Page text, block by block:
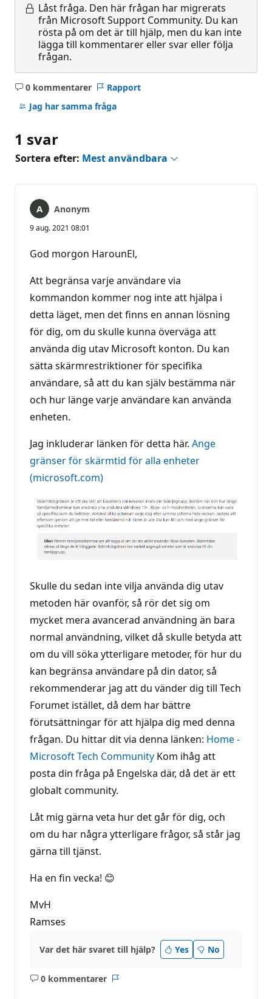
Låst fråga. Den här frågan har migrerats
från Microsoft Support Community. Du kan
rösta på om det är till hjälp, men du kan inte
lägga till kommentarer eller svar eller följa
frågan.
0 kommentarer
Inga
kommentarer
Rapport
Jag har samma fråga
1 svar
Sortera efter: Mest användbara
Anonym
9 aug. 2021 08:01
God morgon HarounEl,
Att begränsa varje användare via
kommandon kommer nog inte att hjälpa i
detta läget, men det finns en annan lösning
för dig, om du skulle kunna överväga att
använda dig utav Microsoft konton. Du kan
sätta skärmrestriktioner för specifika
användare, så att du kan själv bestämma när
och hur länge varje användare kan använda
enheten.
Jag inkluderar länken för detta här. Ange
gränser för skärmtid för alla enheter
(microsoft.com)
Skulle du sedan inte vilja använda dig utav
metoden här ovanför, så rör det sig om
mycket mera avancerad användning än bara
normal användning, vilket då skulle betyda att
om du vill söka ytterligare metoder, för hur du
kan begränsa användare på din dator, så
rekommenderar jag att du vänder dig till Tech
Forumet istället, då dem har bättre
förutsättningar för att hjälpa dig med denna
frågan. Du hittar dit via denna länken: Home -
Microsoft Tech Community Kom ihåg att
posta din fråga på Engelska där, då det är ett
globalt community.
Låt mig gärna veta hur det går för dig, och
om du har några ytterligare frågor, så står jag
gärna till tjänst.
Ha en fin vecka! 😊
MvH
Ramses
Var det här svaret till hjälp? Yes No
0 kommentarer
Inga